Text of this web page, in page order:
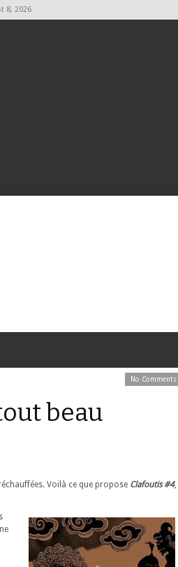
8, 2026
No Comments
beau
Voilà ce que propose Clafoutis #4,